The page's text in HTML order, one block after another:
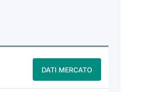
DATI MERCATO